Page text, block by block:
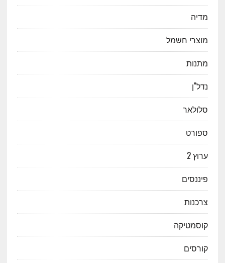
מדיה
מוצרי חשמל
מתנות
נדל"ן
סלולאר
ספורט
ערוץ 2
פיננסים
צרכנות
קוסמטיקה
קורסים